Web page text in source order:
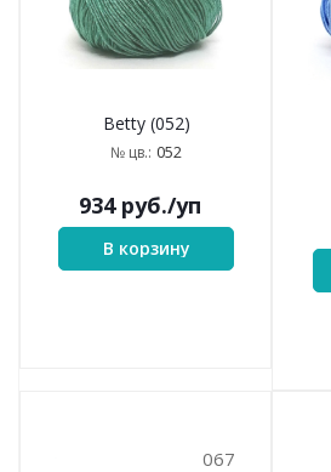
Betty (052)
№ цв.: 052
934руб./уп
В корзину
067